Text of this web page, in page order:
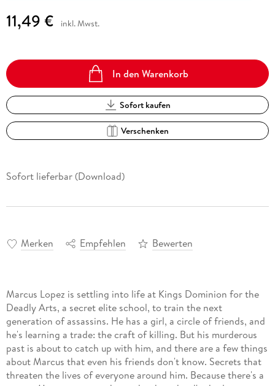
11,49 € inkl. Mwst.
In den Warenkorb
Sofort kaufen
Verschenken
Sofort lieferbar (Download)
Merken Empfehlen Bewerten
Marcus Lopez is settling into life at Kings Dominion for the
Deadly Arts, a secret elite school, to train the next
generation of assassins. He has a girl, a circle of friends, and
he's learning a trade: the craft of killing. But his murderous
past is about to catch up with him, and there are a few things
about Marcus that even his friends don't know. Secrets that
threaten the lives of everyone around him. Because there's a